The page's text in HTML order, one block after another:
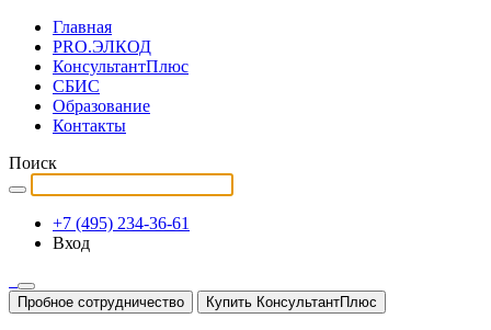
Главная
PRO.ЭЛКОД
КонсультантПлюс
СБИС
Образование
Контакты
Поиск
+7 (495) 234-36-61
Вход
Пробное сотрудничество Купить КонсультантПлюс